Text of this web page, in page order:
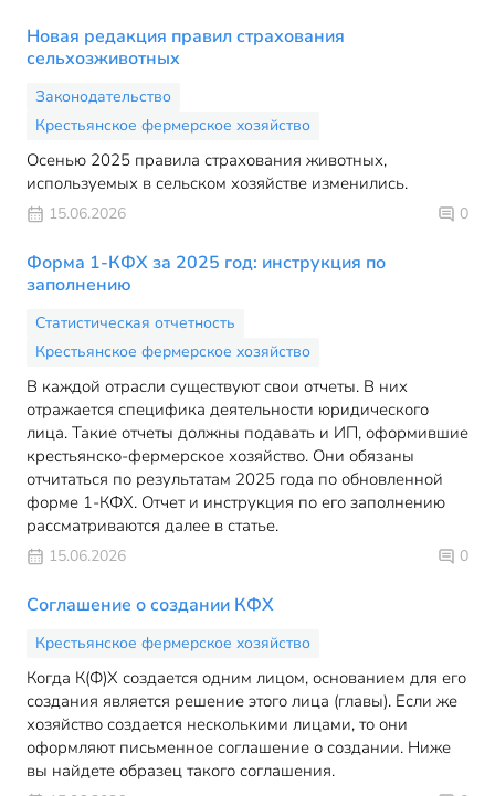
Новая редакция правил страхования
сельхозживотных
Законодательство
Крестьянское фермерское хозяйство
Осенью 2025 правила страхования животных,
используемых в сельском хозяйстве изменились.
15.06.2026 0
Форма 1-КФХ за 2025 год: инструкция по
заполнению
Статистическая отчетность
Крестьянское фермерское хозяйство
В каждой отрасли существуют свои отчеты. В них
отражается специфика деятельности юридического
лица. Такие отчеты должны подавать и ИП, оформившие
крестьянско-фермерское хозяйство. Они обязаны
отчитаться по результатам 2025 года по обновленной
форме 1-КФХ. Отчет и инструкция по его заполнению
рассматриваются далее в статье.
15.06.2026 0
Соглашение о создании КФХ
Крестьянское фермерское хозяйство
Когда К(Ф)Х создается одним лицом, основанием для его
создания является решение этого лица (главы). Если же
хозяйство создается несколькими лицами, то они
оформляют письменное соглашение о создании. Ниже
вы найдете образец такого соглашения.